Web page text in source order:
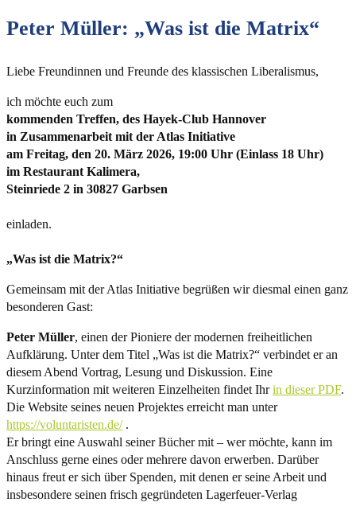
Peter Müller: „Was ist die Matrix“
Liebe Freundinnen und Freunde des klassischen Liberalismus,
ich möchte euch zum
kommenden Treffen, des Hayek-Club Hannover
in Zusammenarbeit mit der Atlas Initiative
am Freitag, den 20. März 2026, 19:00 Uhr (Einlass 18 Uhr)
im Restaurant Kalimera,
Steinriede 2 in 30827 Garbsen
einladen.
„Was ist die Matrix?“
Gemeinsam mit der Atlas Initiative begrüßen wir diesmal einen ganz
besonderen Gast:
Peter Müller, einen der Pioniere der modernen freiheitlichen
Aufklärung. Unter dem Titel „Was ist die Matrix?“ verbindet er an
diesem Abend Vortrag, Lesung und Diskussion. Eine
Kurzinformation mit weiteren Einzelheiten findet Ihrin dieser PDF.
Die Website seines neuen Projektes erreicht man unter
https://voluntaristen.de/.
Er bringt eine Auswahl seiner Bücher mit – wer möchte, kann im
Anschluss gerne eines oder mehrere davon erwerben. Darüber
hinaus freut er sich über Spenden, mit denen er seine Arbeit und
insbesondere seinen frisch gegründeten Lagerfeuer-Verlag